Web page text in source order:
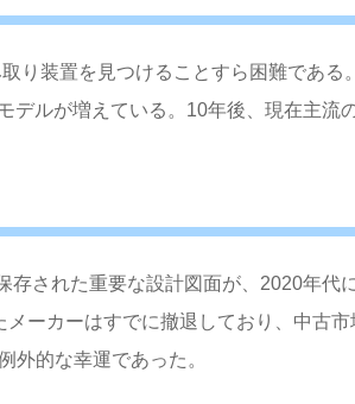
り装置を見つけることすら困難である
デルが増えている。10年後、現在主流
された重要な設計図面が、2020年代
ーカーはすでに撤退しており、中古
外的な幸運であった。